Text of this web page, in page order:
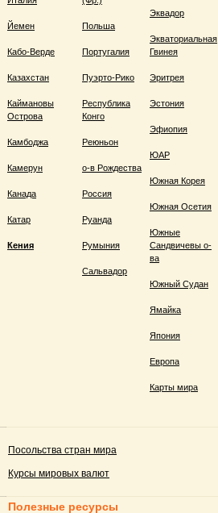
Йемен
Кабо-Верде
Казахстан
Каймановы
Острова
Камбоджа
Камерун
Канада
Катар
Кения
Польша
Португалия
Пуэрто-Рико
Республика
Конго
Реюньон
о-в Рождества
Россия
Руанда
Румыния
Сальвадор
Эквадор
Экваториальная
Гвинея
Эритрея
Эстония
Эфиопия
ЮАР
Южная Корея
Южная Осетия
Южные
Сандвичевы о-
ва
Южный Судан
Ямайка
Япония
Европа
Карты мира
Посольства стран мира
Курсы мировых валют
Полезные ресурсы